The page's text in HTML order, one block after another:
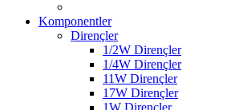
Komponentler
Dirençler
1/2W Dirençler
1/4W Dirençler
11W Dirençler
17W Dirençler
1W Dirençler